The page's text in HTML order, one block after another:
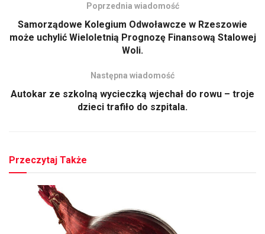
Poprzednia wiadomość
Samorządowe Kolegium Odwoławcze w Rzeszowie
może uchylić Wieloletnią Prognozę Finansową Stalowej
Woli.
Następna wiadomość
Autokar ze szkolną wycieczką wjechał do rowu – troje
dzieci trafiło do szpitala.
Przeczytaj Także